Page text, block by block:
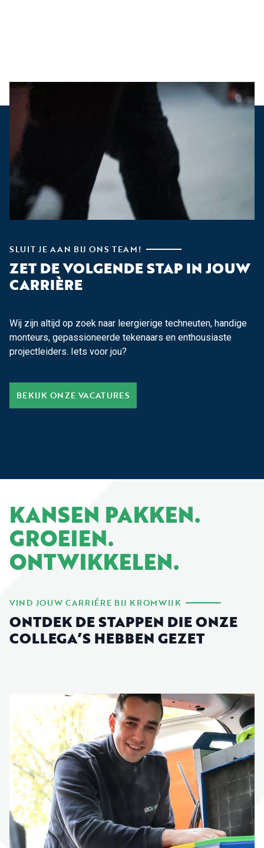
SLUIT JE AAN BIJ ONS TEAM!
ZET DE VOLGENDE STAP IN JOUW
CARRIÈRE
Wij zijn altijd op zoek naar leergierige techneuten, handige
monteurs, gepassioneerde tekenaars en enthousiaste
projectleiders. Iets voor jou?
BEKIJK ONZE VACATURES
KANSEN PAKKEN.
GROEIEN.
ONTWIKKELEN.
VIND JOUW CARRIÉRE BIJ KROMWIJK
ONTDEK DE STAPPEN DIE ONZE
COLLEGA’S HEBBEN GEZET